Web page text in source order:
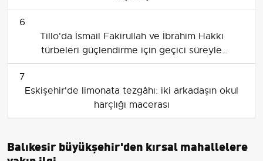
6
Tillo'da İsmail Fakirullah ve İbrahim Hakkı
türbeleri güçlendirme için geçici süreyle
kapatılacak
7
Eskişehir'de limonata tezgâhı: iki arkadaşın okul
harçlığı macerası
Balıkesir büyükşehir'den kırsal mahallelere